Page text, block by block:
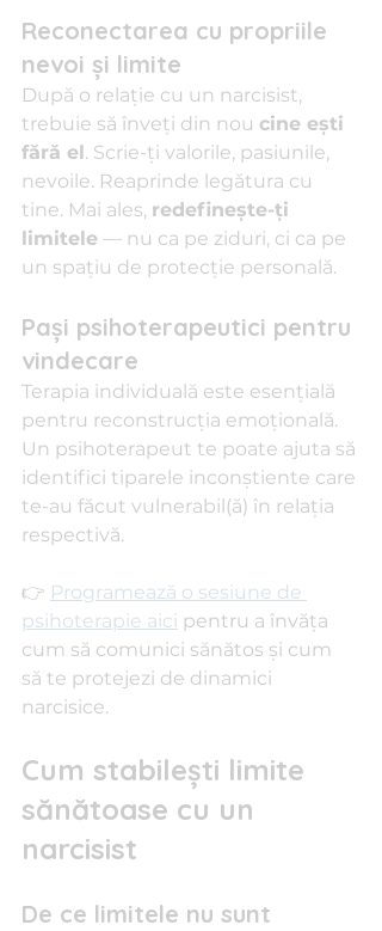
Reconectarea cu propriile
nevoi și limite
După o relație cu un narcisist,
trebuie să înveți din nou cine ești
fără el. Scrie-ți valorile, pasiunile,
nevoile. Reaprinde legătura cu
tine. Mai ales, redefinește-ți
limitele — nu ca pe ziduri, ci ca pe
un spațiu de protecție personală.
Pași psihoterapeutici pentru
vindecare
Terapia individuală este esențială
pentru reconstrucția emoțională.
Un psihoterapeut te poate ajuta să
identifici tiparele inconștiente care
te-au făcut vulnerabil(ă) în relația
respectivă.
👉 Programează o sesiune de
psihoterapie aici pentru a învăța
cum să comunici sănătos și cum
să te protejezi de dinamici
narcisice.
Cum stabilești limite
sănătoase cu un
narcisist
De ce limitele nu sunt